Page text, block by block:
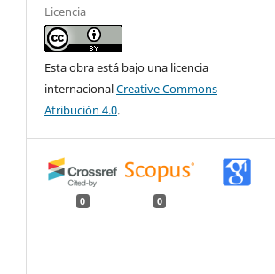
Licencia
Esta obra está bajo una licencia
internacionalCreative Commons
Atribución 4.0.
0 0